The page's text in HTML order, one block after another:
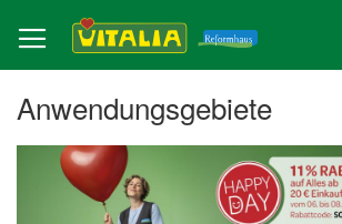
zum
Inhalt
Anwendungsgebiete